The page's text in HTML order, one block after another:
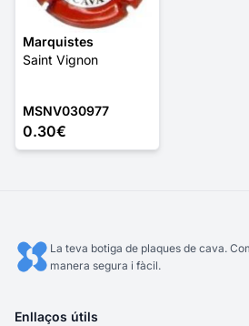
Marquistes
Saint Vignon
MSNV030977
0.30€
La teva botiga de plaques de cava.
manera segura i fàcil.
Enllaços útils